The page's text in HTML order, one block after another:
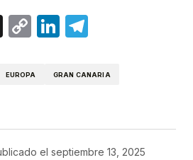
X
CopyLinkedIn
EUROPA GRAN CANARIA
el septiembre 13, 2025